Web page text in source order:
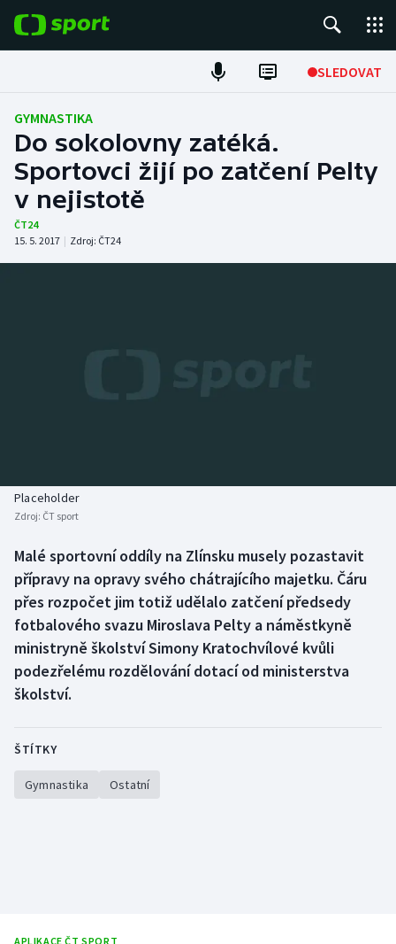
SLEDOVAT
Fotbal
Hokej
Tenis
Atletika
Biatlon
Box
Curling
Dostihy
Futsal
Golf
Aplikace ČT sport
GYMNASTIKA
Do sokolovny zatéká.
Sportovci žijí po zatčení Pelty
v nejistotě
ČT24
15. 5. 2017 | Zdroj: ČT24
Placeholder
Zdroj: ČT sport
Malé sportovní oddíly na Zlínsku musely pozastavit
přípravy na opravy svého chátrajícího majetku. Čáru
přes rozpočet jim totiž udělalo zatčení předsedy
fotbalového svazu Miroslava Pelty a náměstkyně
ministryně školství Simony Kratochvílové kvůli
podezřelému rozdělování dotací od ministerstva
školství.
ŠTÍTKY
Gymnastika Ostatní
APLIKACE ČT SPORT